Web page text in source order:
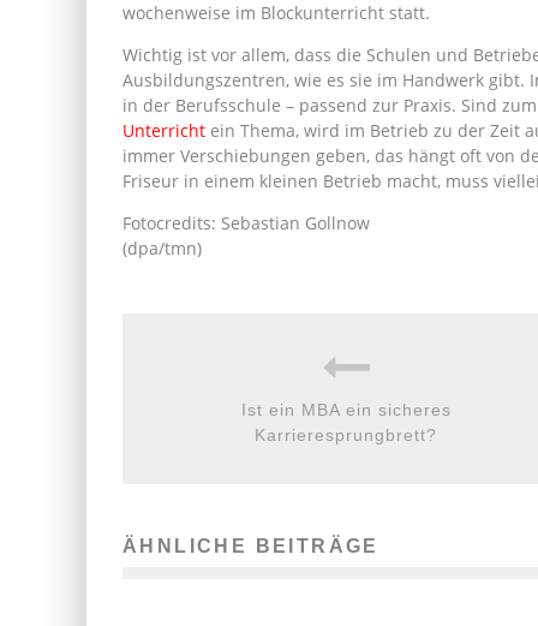
wochenweise im Blockunterricht statt.
Wichtig ist vor allem, dass die Schulen und
Ausbildungszentren, wie es sie im Handwerk
in der Berufsschule – passend zur Praxis. Sind
Unterricht ein Thema, wird im Betrieb zu der Zeit
immer Verschiebungen geben, das hängt oft von
Friseur in einem kleinen Betrieb macht, muss
Fotocredits: Sebastian Gollnow
(dpa/tmn)
Ist ein MBA ein sicheres
Karrieresprungbrett?
ÄHNLICHE BEITRÄGE